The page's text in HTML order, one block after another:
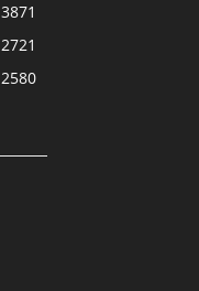
3871
2721
2580